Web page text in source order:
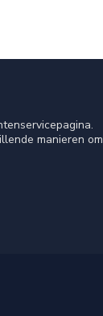
manieren om